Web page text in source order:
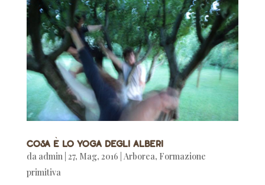
Cosa è lo Yoga degli Alberi
da admin| 27, Mag, 2016 Arborea, Formazione
primitiva